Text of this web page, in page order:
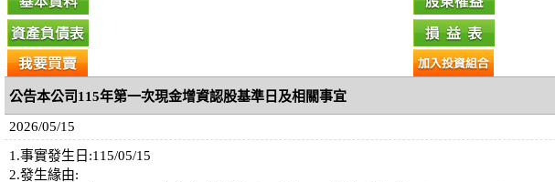
公告本公司115年第一次現金增資認股基準日及相關事宜
2026/05/15
1.事實發生日:115/05/15
2.發生緣由: